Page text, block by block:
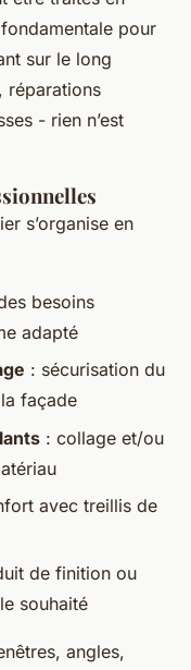
pour
sur le long
réparations
- rien n’est
s’organise en
besoins
adapté
: sécurisation du
façade
: collage et/ou
avec treillis de
de finition ou
souhaité
angles,